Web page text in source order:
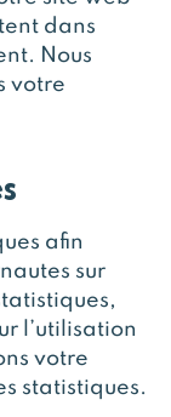
dans
Nous
votre
afin
sur
l’utilisation
votre
statistiques.